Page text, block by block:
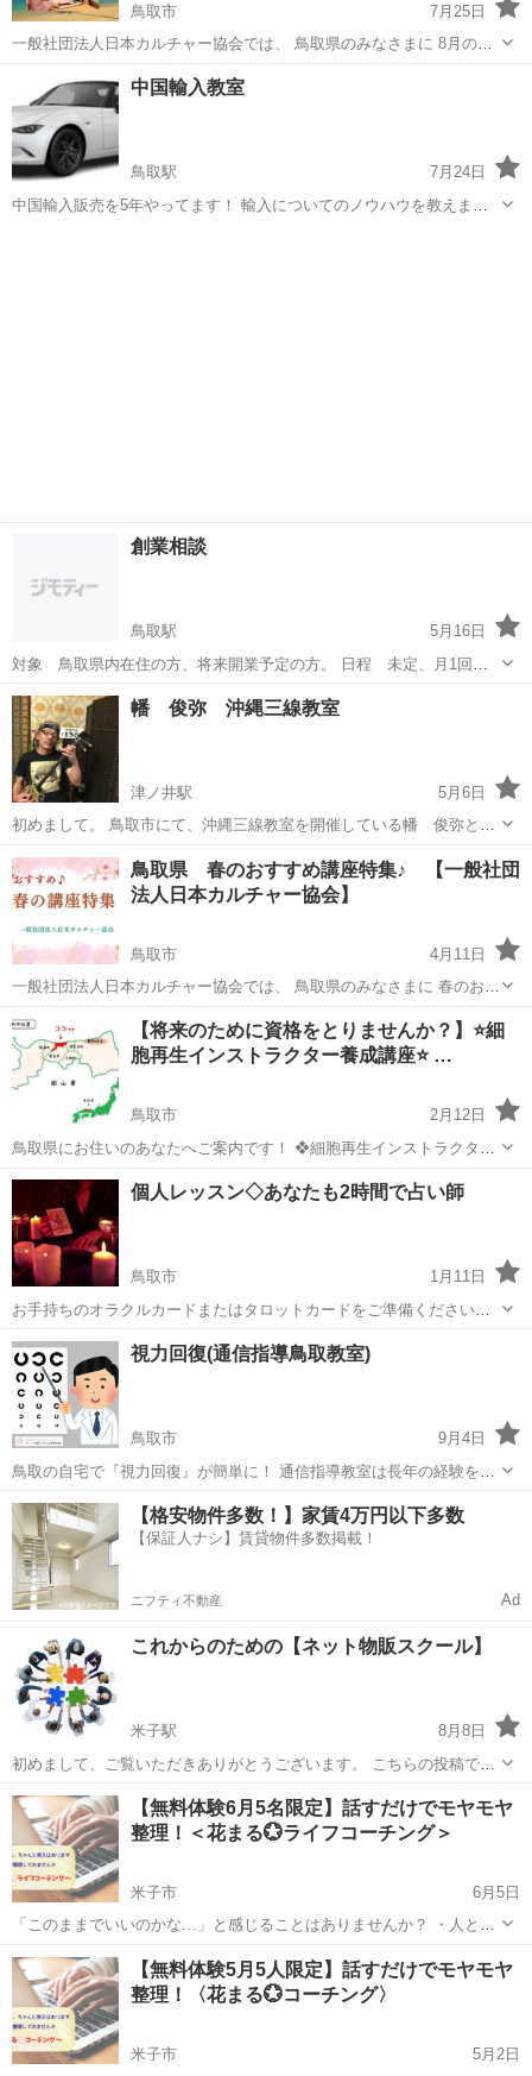
鳥取市
7月25日
一般社団法人日本カルチャー協会では、 鳥取県のみなさまに 8月のお
すすめオンライン講座の開催をしております。 その他、下記の様々な
講座や募集も行っておりますので、 宜しくお願い致します。 【8月の
おすす...
その他
中国輸入教室
鳥取駅
7月24日
中国輸入販売を5年やってます！ 輸入についてのノウハウを教えま
創業相談
鳥取駅
5月16日
対象 鳥取県内在住の方、将来開業予定の方。 日程 未定、月1回程
度、土日のいずれか。一回2時間程度。開催場所、鳥取市内 鳥取市
で、開業10年の社労士です。 創業に関しての、相談セミナーになりま
す。 業務の傍らでの開催です...
鳥取 鳥取市 鳥取駅 その他 興味
幡 俊弥 沖縄三線教室
津ノ井駅
5月6日
初めまして。 鳥取市にて、沖縄三線教室を開催している幡 俊弥と申
します。 沖縄を代表する楽器、三線(さんしん) やさしい音色を聴くだ
けで、癒され、元気になれる、そんな三線を鳥取で習得出来ます。 沖
縄の民謡、沖縄ポップ...
鳥取 鳥取市 津ノ井駅 その他 三線
鳥取県 春のおすすめ講座特集♪ 【一般社団
法人日本カルチャー協会】
鳥取市
4月11日
一般社団法人日本カルチャー協会では、 鳥取県のみなさまに 春のおす
すめ講座特集の開催をしております♪ その他、下記の様々な講座や募
集も行っておりますので、 ぜひ、ご利用をいただければと思います♪
◆【春...
鳥取 その他 オンライン
【将来のために資格をとりませんか？】⭐️細
胞再生インストラクター養成講座⭐️ …
鳥取市
2月12日
鳥取県にお住いのあなたへご案内です！ ❖細胞再生インストラクター
養成講座❖ ＼＼ ３月開講決定 ／／ 細胞レベルから 美や健康
を考える時代がやって来ました！！ 《こんな人にオススメです》 ◆健
康...
鳥取 鳥取市 その他 講座
個人レッスン◇あなたも2時間で占い師
鳥取市
1月11日
お手持ちのオラクルカードまたはタロットカードをご準備ください。
カードの知識不要。 解説書不要。 2時間あれば占いができるようにな
ります！ 第3希望まで候補日をご記入下さい。 2時間マンツーマンレッ
スン...
鳥取 鳥取市 その他 占い師
視力回復(通信指導鳥取教室)
鳥取市
9月4日
鳥取の自宅で『視力回復』が簡単に！ 通信指導教室は長年の経験を活
かした工夫がいっぱい。 ただいま50%OFFキャンペーン中！ [半年の
カウンセリングも含め7万円(税別)] 視力回復トレーニング(通信指導教
室)5つのポイン...
鳥取 鳥取市 その他 先生
【格安物件多数！】家賃4万円以下多数
【保証人ナシ】賃貸物件多数掲載！
ニフティ不動産 Ad
これからのための【ネット物販スクール】
米子駅
8月8日
初めまして、ご覧いただきありがとうございます。 こちらの投稿で
は、ネット物販初心者から経験者まで ネットで物を売るためにはどう
すればいいのかなどをアドバイスしています(^ ^) 初心者の方にはまず
取り組...
鳥取 鳥取市 米子駅 その他 物販
【無料体験6月5名限定】話すだけでモヤモヤ
整理！＜花まる💮ライフコーチング＞
米子市
6月5日
「このままでいいのかな…」と感じることはありませんか？ ・人との
関わりにモヤモヤ ・ついイライラしてしまう ・自分の気持ちがよく分
からない そんなとき、安心して話せる場があります。 はじめまして...
鳥取 米子市 その他 コーチング
【無料体験5月5人限定】話すだけでモヤモヤ
整理！〈花まる💮コーチング〉
米子市 5月2日